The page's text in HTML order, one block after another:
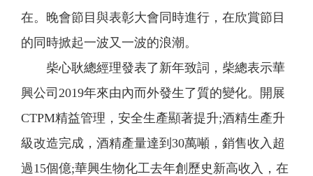
在。晚會節目與表彰大會同時進行，在欣賞節目
的同時掀起一波又一波的浪潮。
柴心耿總經理發表了新年致詞，柴總表示華
興公司2019年來由內而外發生了質的變化。開展
CTPM精益管理，安全生產顯著提升;酒精生產升
級改造完成，酒精產量達到30萬噸，銷售收入超
過15個億;華興生物化工去年創歷史新高收入，在